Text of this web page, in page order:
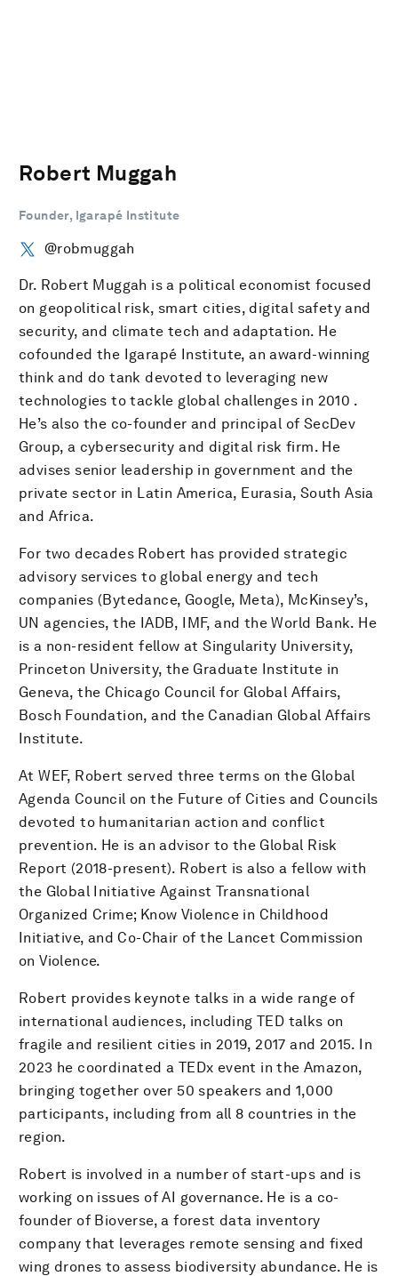
Robert Muggah
Founder, Igarapé Institute
@robmuggah
Dr. Robert Muggah is a political economist focused
on geopolitical risk, smart cities, digital safety and
security, and climate tech and adaptation. He
cofounded the Igarapé Institute, an award-winning
think and do tank devoted to leveraging new
technologies to tackle global challenges in 2010 .
He’s also the co-founder and principal of SecDev
Group, a cybersecurity and digital risk firm. He
advises senior leadership in government and the
private sector in Latin America, Eurasia, South Asia
and Africa.
For two decades Robert has provided strategic
advisory services to global energy and tech
companies (Bytedance, Google, Meta), McKinsey’s,
UN agencies, the IADB, IMF, and the World Bank. He
is a non-resident fellow at Singularity University,
Princeton University, the Graduate Institute in
Geneva, the Chicago Council for Global Affairs,
Bosch Foundation, and the Canadian Global Affairs
Institute.
At WEF, Robert served three terms on the Global
Agenda Council on the Future of Cities and Councils
devoted to humanitarian action and conflict
prevention. He is an advisor to the Global Risk
Report (2018-present). Robert is also a fellow with
the Global Initiative Against Transnational
Organized Crime; Know Violence in Childhood
Initiative, and Co-Chair of the Lancet Commission
on Violence.
Robert provides keynote talks in a wide range of
international audiences, including TED talks on
fragile and resilient cities in 2019, 2017 and 2015. In
2023 he coordinated a TEDx event in the Amazon,
bringing together over 50 speakers and 1,000
participants, including from all 8 countries in the
region.
Robert is involved in a number of start-ups and is
working on issues of AI governance. He is a co-
founder of Bioverse, a forest data inventory
company that leverages remote sensing and fixed
wing drones to assess biodiversity abundance. He is